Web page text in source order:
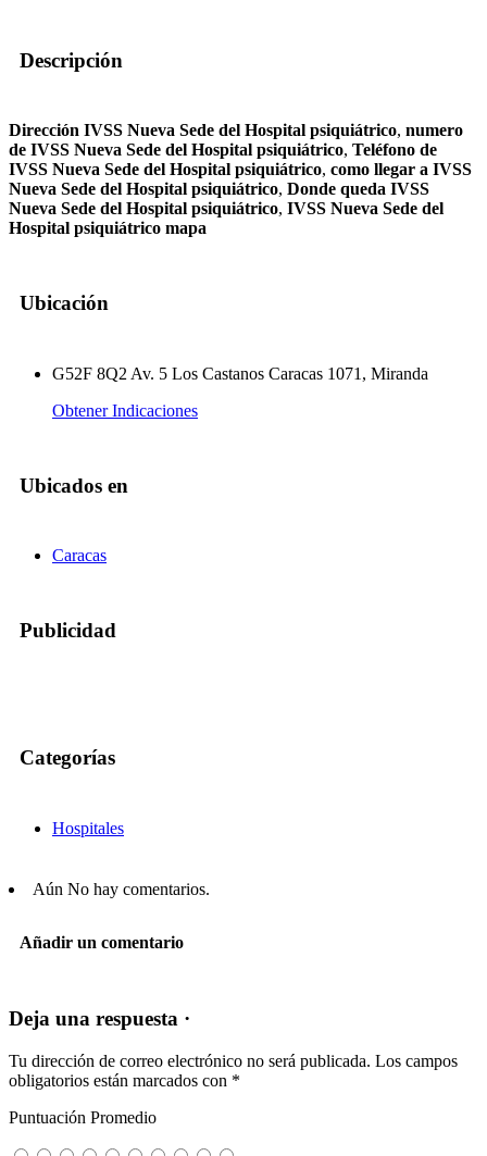
Descripción
Dirección IVSS Nueva Sede del Hospital psiquiátrico, numero
de IVSS Nueva Sede del Hospital psiquiátrico, Teléfono de
IVSS Nueva Sede del Hospital psiquiátrico, como llegar a IVSS
Nueva Sede del Hospital psiquiátrico, Donde queda IVSS
Nueva Sede del Hospital psiquiátrico, IVSS Nueva Sede del
Hospital psiquiátrico mapa
Ubicación
G52F 8Q2 Av. 5 Los Castanos Caracas 1071, Miranda
Obtener Indicaciones
Ubicados en
Caracas
Publicidad
Categorías
Hospitales
Aún No hay comentarios.
Añadir un comentario
Deja una respuesta ·
Tu dirección de correo electrónico no será publicada. Los campos
obligatorios están marcados con *
Puntuación Promedio